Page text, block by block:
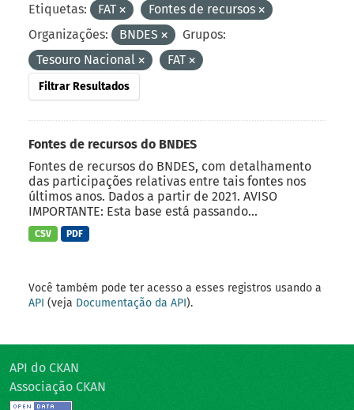
Etiquetas: FAT
Fontes de recursos
Organizações:
BNDES
Grupos:
Tesouro Nacional
FAT
Filtrar Resultados
Fontes de recursos do BNDES
Fontes de recursos do BNDES, com detalhamento
das participações relativas entre tais fontes nos
últimos anos. Dados a partir de 2021. AVISO
IMPORTANTE: Esta base está passando...
CSV PDF
Você também pode ter acesso a esses registros usando a
API (veja Documentação da API).
API do CKAN
Associação CKAN